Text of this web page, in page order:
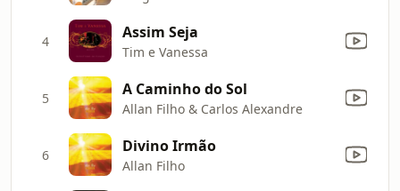
4 Assim Seja
Tim e Vanessa
5 A Caminho do Sol
Allan Filho & Carlos Alexandre
6 Divino Irmão
Allan Filho